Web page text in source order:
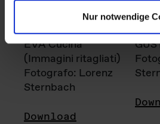
Nur notwendige
EVA Cucina
(Immagini ritagliati)
Fotografo: Lorenz
Sternbach
Download